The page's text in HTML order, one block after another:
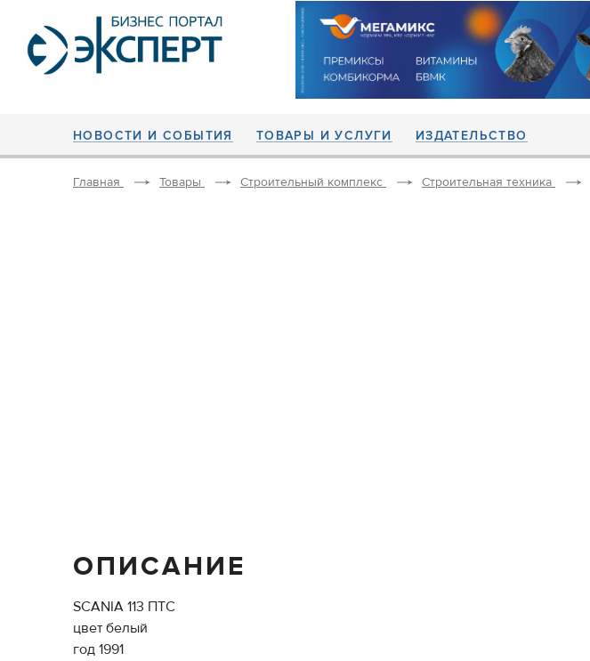
НОВОСТИ И СОБЫТИЯ ТОВАРЫ И УСЛУГИ ИЗДАТЕЛЬСТВО
Главная Товары Строительный комплекс Строительная техника
ОПИСАНИЕ
SCANIA 113 ПТС
цвет белый
год 1991